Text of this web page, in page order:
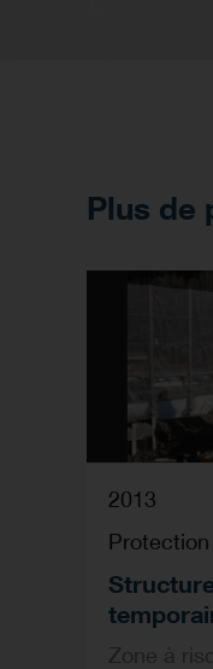
Plus de
2013
Zone à